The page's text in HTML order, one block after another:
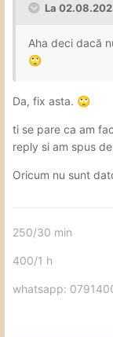
La
Aha deci dacă
🙄
Da, fix asta. 🙄
ti se pare ca am
reply si am spus
Oricum nu sunt
250/30 min
400/1 h
whatsapp: